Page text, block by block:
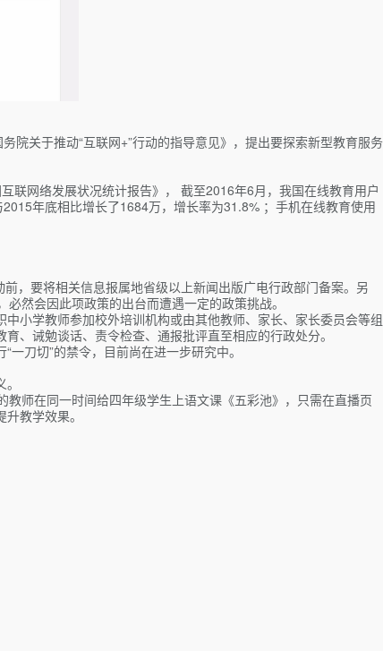
关于推动“互联网+”行动的指导意见》，提出要探索新型教育服务
联网络发展状况统计报告》， 截至2016年6月，我国在线教育用户
年底相比增长了1684万，增长率为31.8% ；手机在线教育使用
，要将相关信息报属地省级以上新闻出版广电行政部门备案。另
然会因此项政策的出台而遭遇一定的政策挑战。
小学教师参加校外培训机构或由其他教师、家长、家长委员会等组
、诫勉谈话、责令检查、通报批评直至相应的行政处分。
刀切”的禁令，目前尚在进一步研究中。
师在同一时间给四年级学生上语文课《五彩池》，只需在直播页
教学效果。